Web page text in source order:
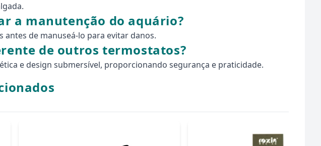
a manutenção do aquário?
de manuseá-lo para evitar danos.
de outros termostatos?
e design submersível, proporcionando segurança e praticidade.